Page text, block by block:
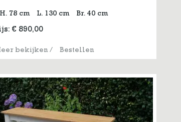
H. 78 cm L. 130 cm Br. 40 cm
€ 890,00
bekijken/ Bestellen